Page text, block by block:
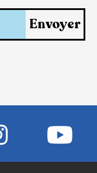
Envoyer